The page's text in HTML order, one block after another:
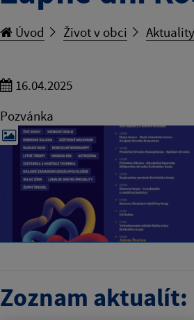
Úvod Život v obci Aktuality
16.04.2025
Pozvánka
Zoznam aktualít: